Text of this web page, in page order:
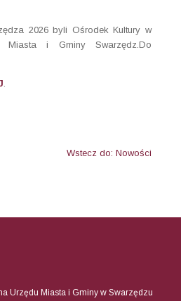
2026 byli Ośrodek Kultury w
Miasta i Gminy Swarzędz.Do
.
Wstecz do: Nowości
Urzędu Miasta i Gminy w Swarzędzu